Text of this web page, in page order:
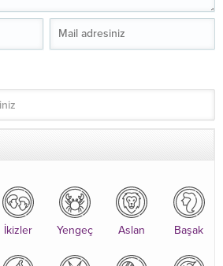
İkizler Yengeç Aslan Başak